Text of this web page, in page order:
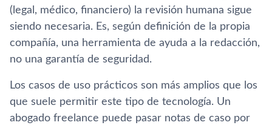
(legal, médico, financiero) la revisión humana sigue
siendo necesaria. Es, según definición de la propia
compañía, una herramienta de ayuda a la redacción,
no una garantía de seguridad.
Los casos de uso prácticos son más amplios que los
que suele permitir este tipo de tecnología. Un
abogado freelance puede pasar notas de caso por